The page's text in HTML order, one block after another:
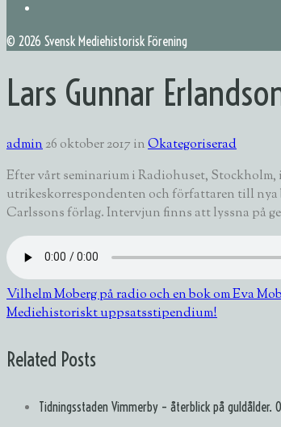
© 2026 Svensk Mediehistorisk Förening
Lars Gunnar
admin26 oktober 2017 inOkategoriserad
Efter vårt seminarium i Radiohuset,
utrikeskorrespondenten och författaren till nya
Carlssons förlag. Intervjun finns att lyssna på
Vilhelm Moberg på radio och en bok om Eva
Mediehistoriskt uppsatsstipendium!
Related Posts
Tidningsstaden Vimmerby – återblick på